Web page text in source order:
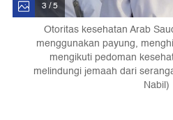
3 / 5
Otoritas kesehatan Arab
menggunakan payung,
mengikuti pedoman
melindungi jemaah dari
Nabil)